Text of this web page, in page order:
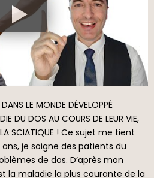
LE MONDE DÉVELOPPÉ
DU DOS AU COURS DE LEUR VIE,
LA SCIATIQUE ! Ce sujet me tient
je soigne des patients du
de dos. D’après mon
la maladie la plus courante de la